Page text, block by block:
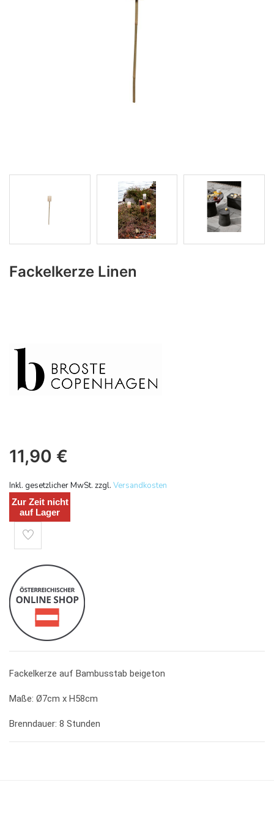
Fackelkerze Linen
11,90 €
Inkl. gesetzlicher MwSt. zzgl. Versandkosten
Zur Zeit nicht
auf Lager
Fackelkerze auf Bambusstab beigeton
Maße: Ø7cm x H58cm
Brenndauer: 8 Stunden